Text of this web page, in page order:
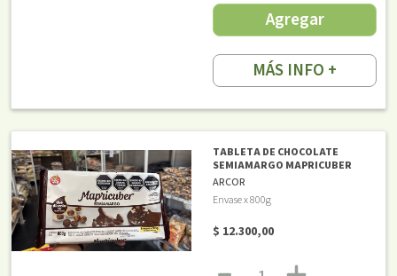
Agregar
MÁS INFO +
TABLETA DE CHOCOLATE
SEMIAMARGO MAPRICUBER
ARCOR
Envase x 800g
$ 12.300,00